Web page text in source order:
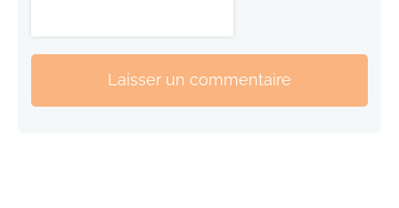
Laisser un commentaire